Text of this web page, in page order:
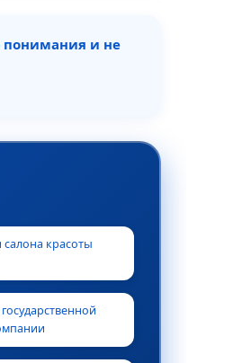
понимания и не
салона красоты